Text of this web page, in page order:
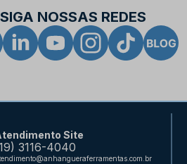
SIGA NOSSAS REDES
Site
3116-4040